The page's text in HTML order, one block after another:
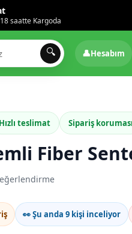
saatte Kargoda
🔍 👤Hesabım
Hızlı teslimat Sipariş koruması
Fiber
👀 Şu anda 9 kişi inceliyor